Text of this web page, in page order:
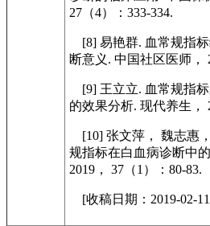
27（4）：333-334.
[8] 易艳群. 血常规指
断意义. 中国社区医师，
[9] 王立立. 血常规指
的效果分析. 现代养生，
[10] 张文萍， 魏志惠
规指标在白血病诊断中
2019， 37（1）：80-83.
[收稿日期：2019-02-